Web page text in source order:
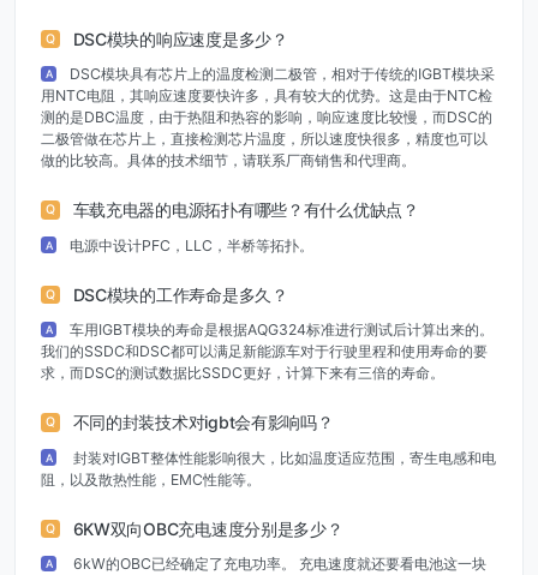
Q DSC模块的响应速度是多少？
A
DSC模块具有芯片上的温度检测二极管，相对于传统的IGBT模块采
用NTC电阻，其响应速度要快许多，具有较大的优势。这是由于NTC检
测的是DBC温度，由于热阻和热容的影响，响应速度比较慢，而DSC的
二极管做在芯片上，直接检测芯片温度，所以速度快很多，精度也可以
做的比较高。具体的技术细节，请联系厂商销售和代理商。
Q 车载充电器的电源拓扑有哪些？有什么优缺点？
A 电源中设计PFC，LLC，半桥等拓扑。
Q DSC模块的工作寿命是多久？
A
车用IGBT模块的寿命是根据AQG324标准进行测试后计算出来的。
我们的SSDC和DSC都可以满足新能源车对于行驶里程和使用寿命的要
求，而DSC的测试数据比SSDC更好，计算下来有三倍的寿命。
Q 不同的封装技术对igbt会有影响吗？
A
封装对IGBT整体性能影响很大，比如温度适应范围，寄生电感和电
阻，以及散热性能，EMC性能等。
Q 6KW双向OBC充电速度分别是多少？
A
6kW的OBC已经确定了充电功率。 充电速度就还要看电池这一块